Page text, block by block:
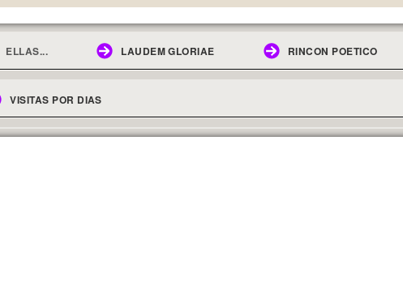
ELLAS... LAUDEM GLORIAE RINCON POETICO
VISITAS POR DIAS